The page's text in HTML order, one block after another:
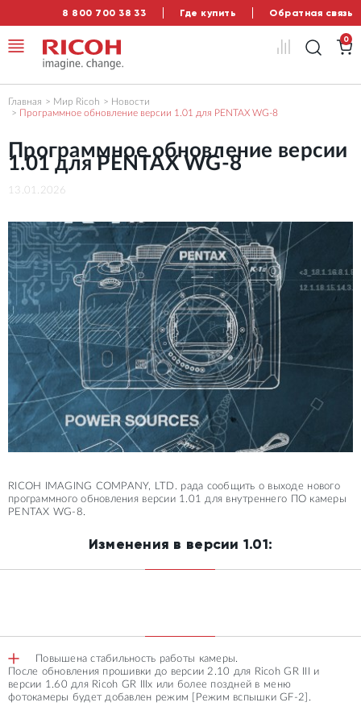
8 800 700 38 33 Где купить Обратная связь
0
Главная Мир Ricoh
Новости
Программное обновление версии 1.01 для PENTAX WG-8
Программное обновление версии
1.01 для PENTAX WG-8
13.01.2026
RICOH IMAGING COMPANY, LTD. рада сообщить о выходе нового
программного обновления версии 1.01 для внутреннего ПО камеры
PENTAX WG-8.
Изменения в версии 1.01:
Повышена стабильность работы камеры.
После обновления прошивки до версии 2.10 для Ricoh GR III и
версии 1.60 для Ricoh GR IIIх или более поздней в меню
фотокамеры будет добавлен режим [Режим вспышки GF-2].